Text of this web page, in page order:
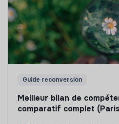
Guide reconversion
Meilleur bilan de
comparatif complet